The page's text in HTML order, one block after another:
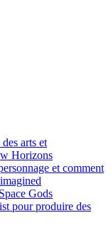
arts et
Horizons
et comment
Gods
pour produire des